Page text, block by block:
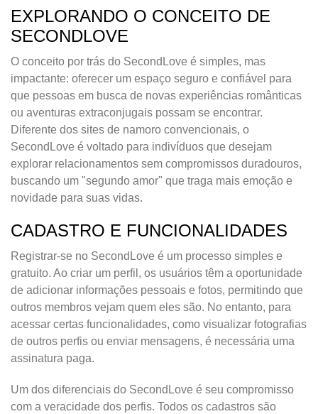
EXPLORANDO O CONCEITO DE
SECONDLOVE
O conceito por trás do SecondLove é simples, mas
impactante: oferecer um espaço seguro e confiável para
que pessoas em busca de novas experiências românticas
ou aventuras extraconjugais possam se encontrar.
Diferente dos sites de namoro convencionais, o
SecondLove é voltado para indivíduos que desejam
explorar relacionamentos sem compromissos duradouros,
buscando um "segundo amor" que traga mais emoção e
novidade para suas vidas.
CADASTRO E FUNCIONALIDADES
Registrar-se no SecondLove é um processo simples e
gratuito. Ao criar um perfil, os usuários têm a oportunidade
de adicionar informações pessoais e fotos, permitindo que
outros membros vejam quem eles são. No entanto, para
acessar certas funcionalidades, como visualizar fotografias
de outros perfis ou enviar mensagens, é necessária uma
assinatura paga.
Um dos diferenciais do SecondLove é seu compromisso
com a veracidade dos perfis. Todos os cadastros são